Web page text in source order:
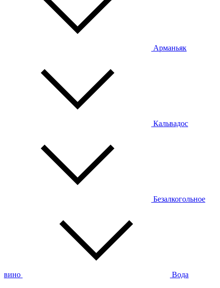
Арманьяк
Кальвадос
Безалкогольное
вино Вода